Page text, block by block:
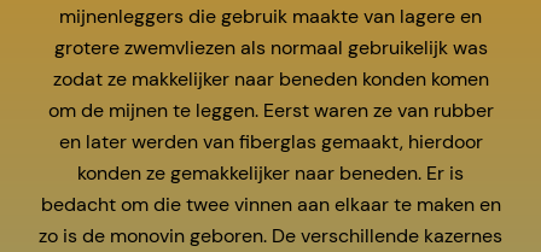
mijnenleggers die gebruik maakte van lagere en
grotere zwemvliezen als normaal gebruikelijk was
zodat ze makkelijker naar beneden konden komen
om de mijnen te leggen. Eerst waren ze van rubber
en later werden van fiberglas gemaakt, hierdoor
konden ze gemakkelijker naar beneden. Er is
bedacht om die twee vinnen aan elkaar te maken en
zo is de monovin geboren. De verschillende kazernes